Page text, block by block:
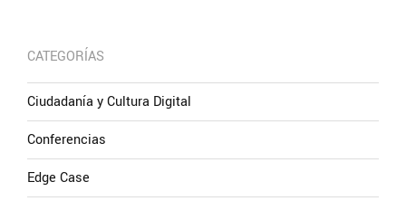
CATEGORÍAS
Ciudadanía y Cultura Digital
Conferencias
Edge Case